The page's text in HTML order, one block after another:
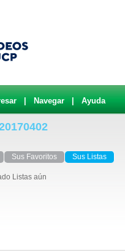
Navegar Ayuda
Sus Favoritos Sus Listas
Listas aún